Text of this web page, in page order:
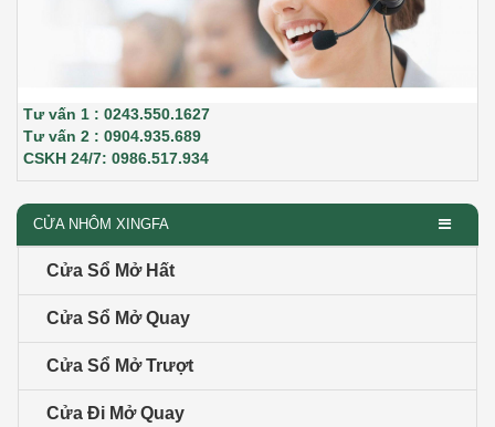
Tư vấn 1 : 0243.550.1627
Tư vấn 2 : 0904.935.689
CSKH 24/7: 0986.517.934
CỬA NHÔM XINGFA
Cửa Sổ Mở Hất
Cửa Sổ Mở Quay
Cửa Sổ Mở Trượt
Cửa Đi Mở Quay